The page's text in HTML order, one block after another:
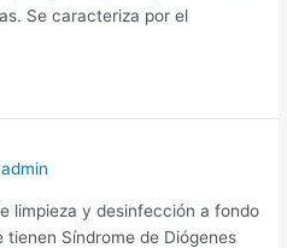
Se caracteriza por el
admin
limpieza y desinfección a fondo
Síndrome de Diógenes